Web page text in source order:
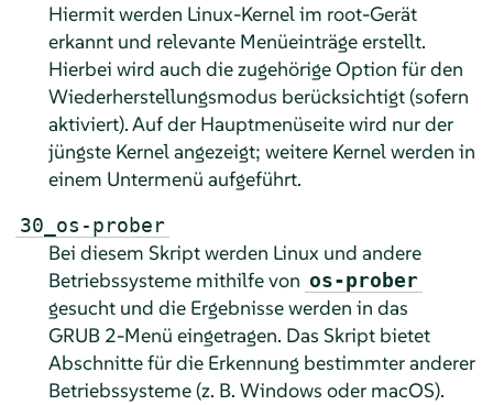
Hiermit werden Linux-Kernel im root-Gerät
erkannt und relevante Menüeinträge erstellt.
Hierbei wird auch die zugehörige Option für den
Wiederherstellungsmodus berücksichtigt (sofern
aktiviert). Auf der Hauptmenüseite wird nur der
jüngste Kernel angezeigt; weitere Kernel werden in
einem Untermenü aufgeführt.
30_os-prober
Bei diesem Skript werden Linux und andere
Betriebssysteme mithilfe von os-prober
gesucht und die Ergebnisse werden in das
GRUB 2-Menü eingetragen. Das Skript bietet
Abschnitte für die Erkennung bestimmter anderer
Betriebssysteme (z. B. Windows oder macOS).